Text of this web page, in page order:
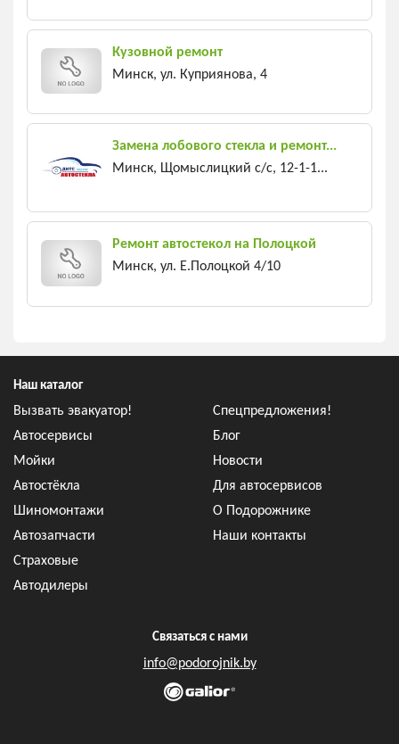
Кузовной ремонт
Минск, ул. Куприянова, 4
Замена лобового стекла и ремонт...
Минск, Щомыслицкий с/c, 12-1-1...
Ремонт автостекол на Полоцкой
Минск, ул. Е.Полоцкой 4/10
Наш каталог
Вызвать эвакуатор!
Автосервисы
Мойки
Автостёкла
Шиномонтажи
Автозапчасти
Страховые
Автодилеры
Спецпредложения!
Блог
Новости
Для автосервисов
О Подорожнике
Наши контакты
Связаться с нами
info@podorojnik.by